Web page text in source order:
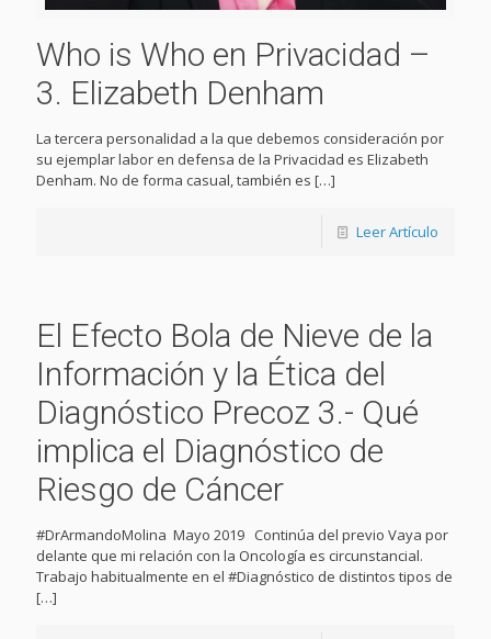
Who is Who en Privacidad –
3. Elizabeth Denham
La tercera personalidad a la que debemos consideración por
su ejemplar labor en defensa de la Privacidad es Elizabeth
Denham. No de forma casual, también es […]
Leer Artículo
El Efecto Bola de Nieve de la
Información y la Ética del
Diagnóstico Precoz 3.- Qué
implica el Diagnóstico de
Riesgo de Cáncer
#DrArmandoMolina Mayo 2019 Continúa del previo Vaya por
delante que mi relación con la Oncología es circunstancial.
Trabajo habitualmente en el #Diagnóstico de distintos tipos de
[…]